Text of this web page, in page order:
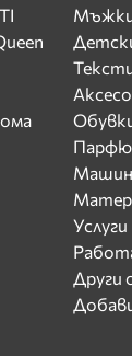
Мъжки
Услуги
Други